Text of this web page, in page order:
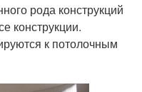
рода конструкций
конструкции.
к потолочным